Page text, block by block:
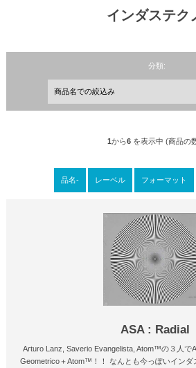
インダステク
分類:
1から6 を表示中 (商品の
品名- レーベル フォーマット
ASA : Radial
Arturo Lanz, Saverio Evangelista, Atom™の３人で
Geometrico＋Atom™！！ なんとも今っぽいインダ